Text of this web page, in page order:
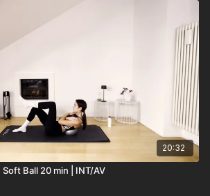
20:32
Ball 20 min | INT/AV